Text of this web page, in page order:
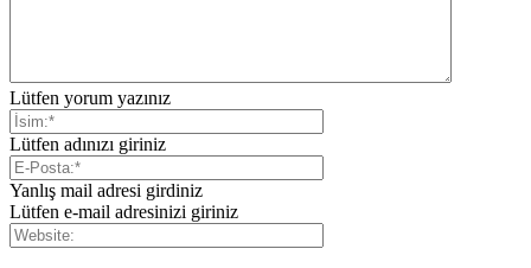
Lütfen yorum yazınız
Lütfen adınızı giriniz
Yanlış mail adresi girdiniz
Lütfen e-mail adresinizi giriniz